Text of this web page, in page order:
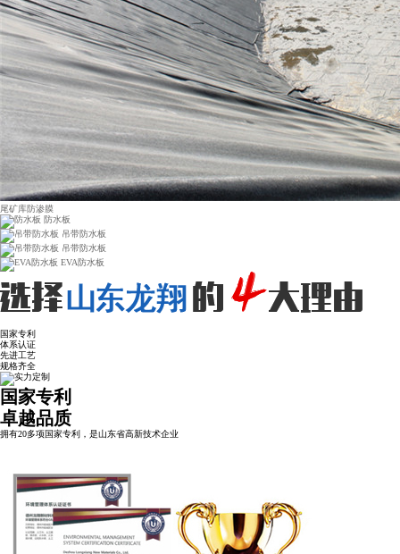
尾矿库防渗膜
防水板
吊带防水板
吊带防水板
EVA防水板
国家专利
体系认证
先进工艺
规格齐全
国家专利
卓越品质
拥有20多项国家专利，是山东省高新技术企业